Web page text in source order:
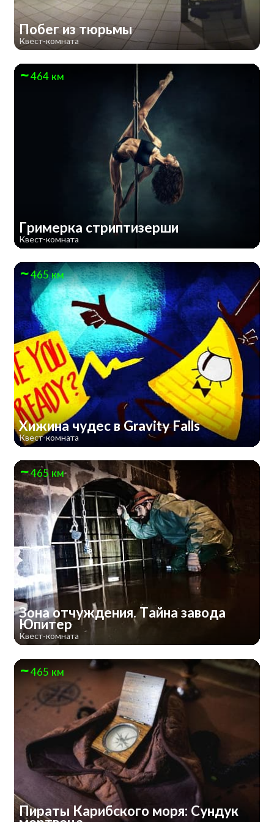
Побег из тюрьмы
Квест-комната
464 км
Гримерка стриптизерши
Квест-комната
465 км
Хижина чудес в Gravity Falls
Квест-комната
465 км
Зона отчуждения. Тайна завода
Юпитер
Квест-комната
465 км
Пираты Карибского моря: Сундук